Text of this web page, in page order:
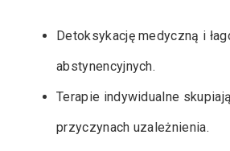
Detoksykację medyczną i
abstynencyjnych.
Terapie indywidualne
przyczynach uzależnienia.